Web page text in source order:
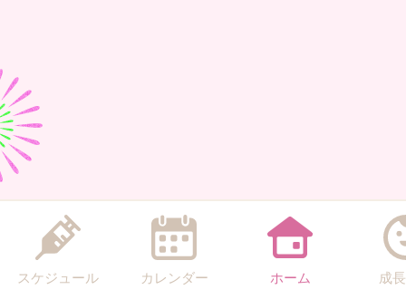
スケジュール カレンダー ホーム 成